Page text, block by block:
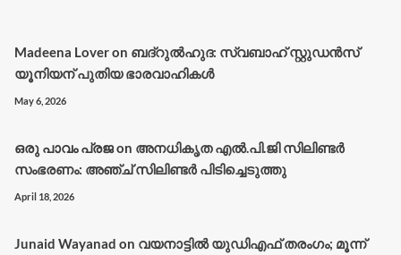
Madeena Loveron ബദ്റുൽഹുദ: സ്വബാഹ് സ്റ്റുഡൻസ്
യൂനിയന് പുതിയ ഭാരവാഹികൾ
May 6, 2026
ഒരു പാവം പ്രജon അനധികൃത എൽ.പി.ജി സിലിണ്ടർ
സംഭരണം: അഞ്ച് സിലിണ്ടർ പിടിച്ചെടുത്തു
April 18, 2026
Junaid Wayanad on വയനാട്ടില്‍ യുഡിഎഫ് തരംഗം; മൂന്ന്